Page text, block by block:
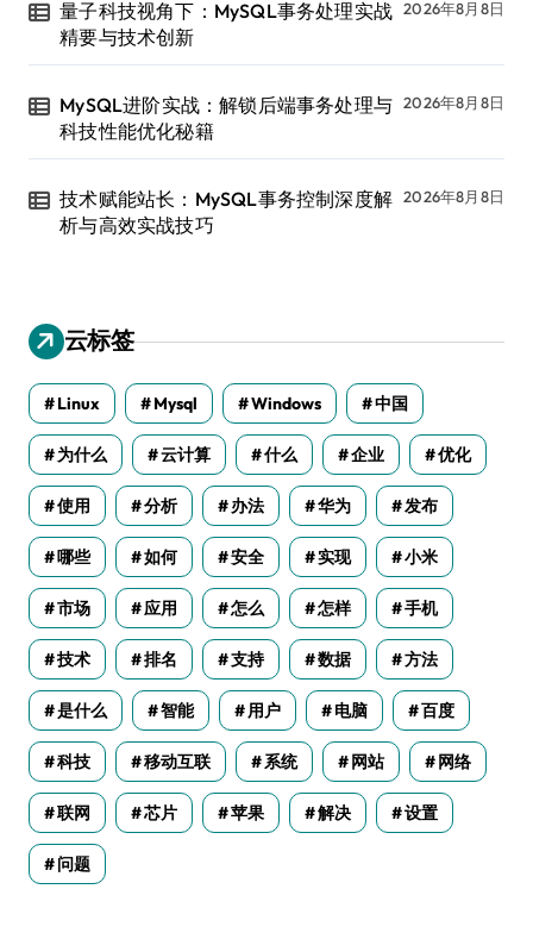
量子科技视角下：MySQL事务处理实战
精要与技术创新
2026年8月8日
MySQL进阶实战：解锁后端事务处理与
科技性能优化秘籍
2026年8月8日
技术赋能站长：MySQL事务控制深度解
析与高效实战技巧
2026年8月8日
云标签
Linux Mysql Windows 中国
为什么 云计算 什么 企业 优化
使用 分析 办法 华为 发布
哪些 如何 安全 实现 小米
市场 应用 怎么 怎样 手机
技术 排名 支持 数据 方法
是什么 智能 用户 电脑 百度
科技 移动互联 系统 网站 网络
联网 芯片 苹果 解决 设置
问题